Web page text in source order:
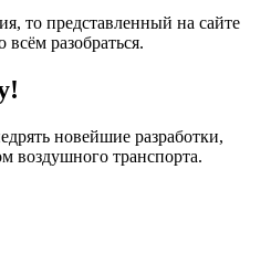
то представленный на сайте
разобраться.
новейшие разработки,
воздушного транспорта.